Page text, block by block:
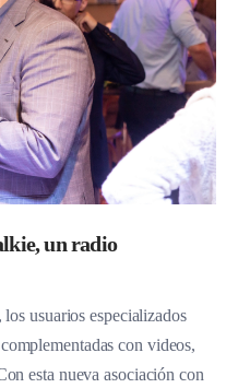
un radio
usuarios especializados
con videos,
esta nueva asociación con